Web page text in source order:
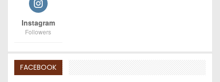
Instagram
Followers
FACEBOOK